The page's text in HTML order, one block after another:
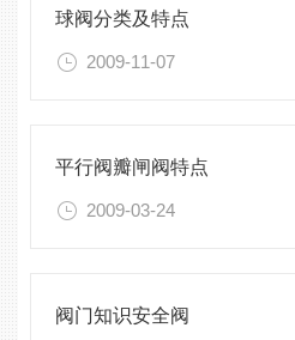
球阀分类及特点
2009-11-07
平行阀瓣闸阀特点
2009-03-24
阀门知识安全阀